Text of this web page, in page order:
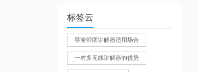
标签云
导游带团讲解器适用场合
一对多无线讲解器的优势